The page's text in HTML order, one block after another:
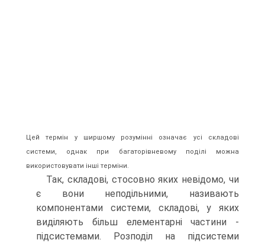
Цей термін у ширшому розумінні означає усі складові
системи, однак при багаторівневому поділі можна
використовувати інші терміни.
Так, складові, стосовно яких невідомо, чи
є вони неподільними, називають
компонентами системи, складові, у яких
виділяють більш елементарні частини -
підсистемами. Розподіл на підсистеми